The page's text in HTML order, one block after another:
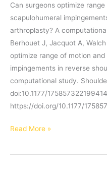
Can surgeons optimize
scapulohumeral
arthroplasty? A
Berhouet J, Jacquot A,
optimize range of motion
impingements in reverse
computational study.
doi:10.1177/
https://doi.org/10.1177/
Publication
Dr
Read More »